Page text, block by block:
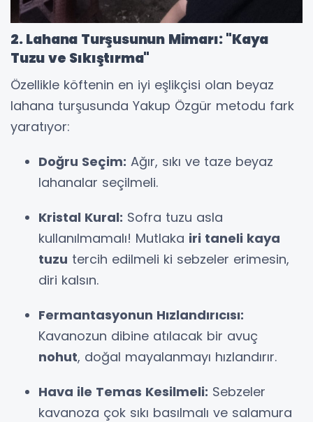
2. Lahana Turşusunun Mimarı: "Kaya
Tuzu ve Sıkıştırma"
Özellikle köftenin en iyi eşlikçisi olan beyaz
lahana turşusunda Yakup Özgür metodu fark
yaratıyor:
Doğru Seçim: Ağır, sıkı ve taze beyaz
lahanalar seçilmeli.
Kristal Kural: Sofra tuzu asla
kullanılmamalı! Mutlaka iri taneli kaya
tuzu tercih edilmeli ki sebzeler erimesin,
diri kalsın.
Fermantasyonun Hızlandırıcısı:
Kavanozun dibine atılacak bir avuç
nohut, doğal mayalanmayı hızlandırır.
Hava ile Temas Kesilmeli: Sebzeler
kavanoza çok sıkı basılmalı ve salamura